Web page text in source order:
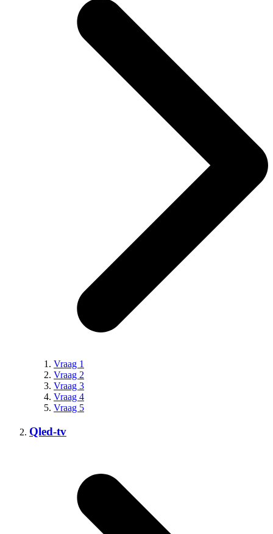
Vraag 1
Vraag 2
Vraag 3
Vraag 4
Vraag 5
Qled-tv